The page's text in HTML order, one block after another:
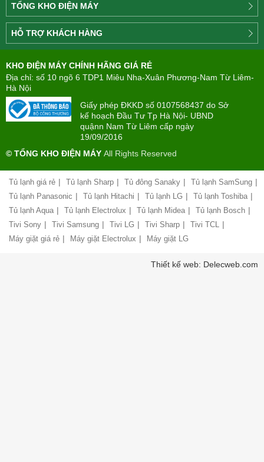
TỔNG KHO ĐIỆN MÁY
Công
ty
Điện
TÂN
PHONG(8:00
-
22:00)
công
Chính
sách
bảo
hành
vận
chuyển
HỖ TRỢ KHÁCH HÀNG
hiểu
về
mua
trả
góp
đổi
hóa
Chính
sách
nhận
KHO ĐIỆN MÁY CHÍNH HÃNG GIÁ RẺ
Địa chỉ: số 10 ngõ 6 TDP1 Miêu Nha-Xuân Phương-Nam Từ Liêm-
Hà Nội
Giấy phép ĐKKD số 0107568437 do Sở
kế hoạch Đầu Tư Tp Hà Nội- UBND
quậnn Nam Từ Liêm cấp ngày
19/09/2016
© TỔNG KHO ĐIỆN MÁY All Rights Reserved
Tủ lạnh giá rẻ | Tủ lạnh Sharp | Tủ đông Sanaky | Tủ lạnh SamSung |
Tủ lạnh Panasonic | Tủ lạnh Hitachi | Tủ lạnh LG | Tủ lạnh Toshiba |
Tủ lạnh Aqua | Tủ lạnh Electrolux | Tủ lạnh Midea | Tủ lạnh Bosch |
Tivi Sony | Tivi Samsung | Tivi LG | Tivi Sharp | Tivi TCL |
Máy giặt giá rẻ | Máy giặt Electrolux | Máy giặt LG
Thiết kế web: Delecweb.com